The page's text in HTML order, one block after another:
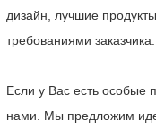
дизайн, лучшие
требованиями заказчика.
Если у Вас есть особые
нами. Мы предложим